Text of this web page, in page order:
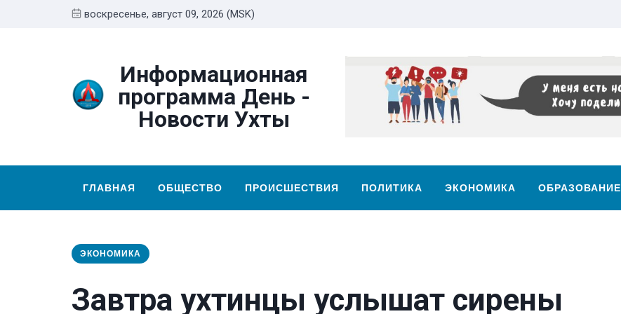
воскресенье, август 09, 2026 (MSK)
Информационная
программа День -
Новости Ухты
ГЛАВНАЯ ОБЩЕСТВО ПРОИСШЕСТВИЯ ПОЛИТИКА ЭКОНОМИКА ОБРАЗОВАНИЕ
ЭКОНОМИКА
Завтра ухтинцы услышат сирены